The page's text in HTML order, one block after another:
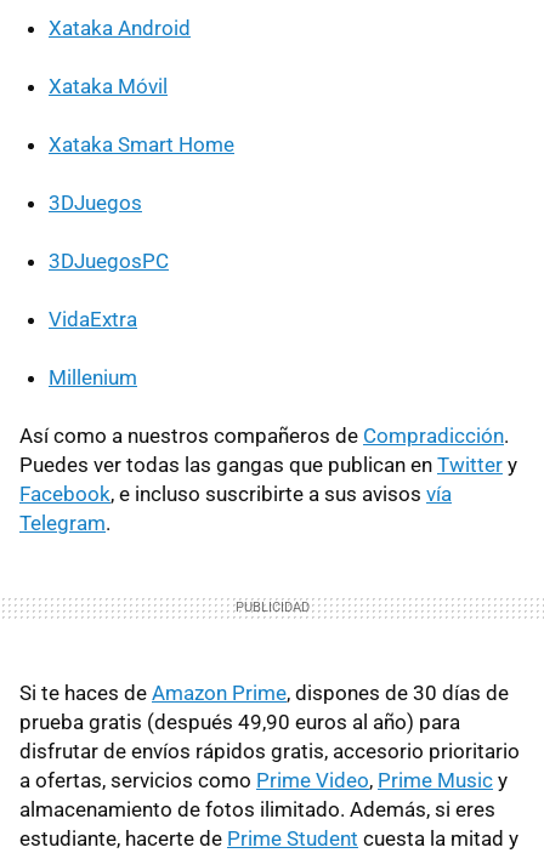
Xataka Android
Xataka Móvil
Xataka Smart Home
3DJuegos
3DJuegosPC
VidaExtra
Millenium
Así como a nuestros compañeros de Compradicción.
Puedes ver todas las gangas que publican en Twitter y
Facebook, e incluso suscribirte a sus avisos vía
Telegram.
Si te haces de Amazon Prime, dispones de 30 días de
prueba gratis (después 49,90 euros al año) para
disfrutar de envíos rápidos gratis, accesorio prioritario
a ofertas, servicios como Prime Video, Prime Music y
almacenamiento de fotos ilimitado. Además, si eres
estudiante, hacerte de Prime Student cuesta la mitad y